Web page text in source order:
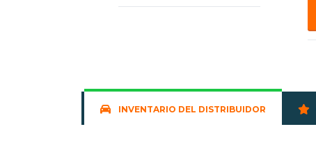
INVENTARIO DEL DISTRIBUIDOR